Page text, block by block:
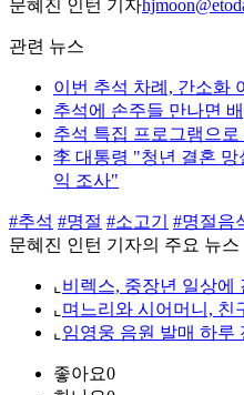
문혜진 인턴 기자
관련 뉴스
이번 추석 차례, 간소화
추석에 손주들 만나면
추석 특집 프로그램으
李 대통령 "청년 결혼 망
익 조사"
#추석 #명절 #소고기 #명절음
문혜진 인턴 기자의 주요 뉴스
⌞ 비렉스, 중장년 일상에
⌞ 며느리와 시어머니, 친
⌞ 임영웅 음원 발매 하루
좋아요0